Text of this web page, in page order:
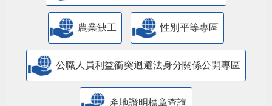
農業缺工 性別平等專區
公職人員利益衝突迴避法身分關係公開專區
產地證明標章查詢